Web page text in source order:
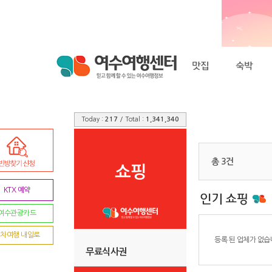
KTX 예약
수관광카드
여행 내일로
Today : 217 / Total : 1,341,340
쇼핑
무료식사권
총 3건
등록 된 업체가 없습